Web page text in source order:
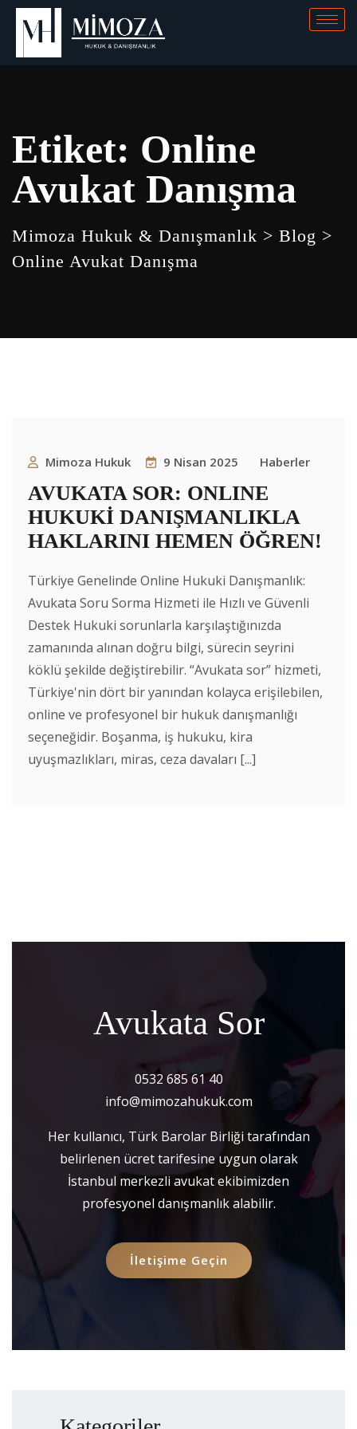
Etiket: Online
Avukat Danışma
Mimoza Hukuk & Danışmanlık > Blog >
Online Avukat Danışma
Mimoza Hukuk 9 Nisan 2025 Haberler
AVUKATA SOR: ONLINE
HUKUKİ DANIŞMANLIKLA
HAKLARINI HEMEN ÖĞREN!
Türkiye Genelinde Online Hukuki Danışmanlık:
Avukata Soru Sorma Hizmeti ile Hızlı ve Güvenli
Destek Hukuki sorunlarla karşılaştığınızda
zamanında alınan doğru bilgi, sürecin seyrini
köklü şekilde değiştirebilir. “Avukata sor” hizmeti,
Türkiye'nin dört bir yanından kolayca erişilebilen,
online ve profesyonel bir hukuk danışmanlığı
seçeneğidir. Boşanma, iş hukuku, kira
uyuşmazlıkları, miras, ceza davaları [...]
Avukata Sor
0532 685 61 40
info@mimozahukuk.com
Her kullanıcı, Türk Barolar Birliği tarafından
belirlenen ücret tarifesine uygun olarak
İstanbul merkezli avukat ekibimizden
profesyonel danışmanlık alabilir.
İletişime Geçin